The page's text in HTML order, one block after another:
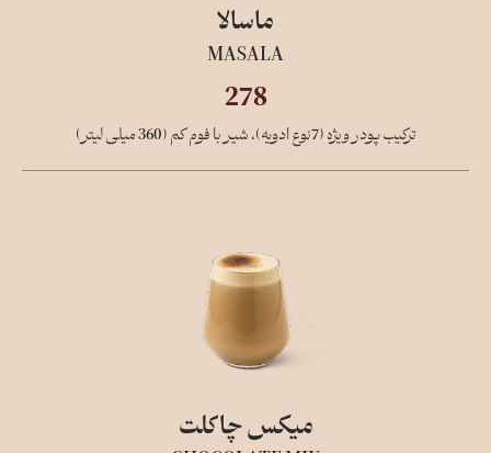
ماسالا
MASALA
278
ترکیب پودر ویژه (7نوع ادویه)، شیر با فوم کم (360 میلی لیتر)
میکس چاکلت